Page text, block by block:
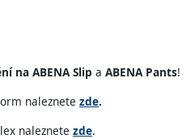
na ABENA Slip a ABENA Pants!
naleznete zde.
naleznete zde.